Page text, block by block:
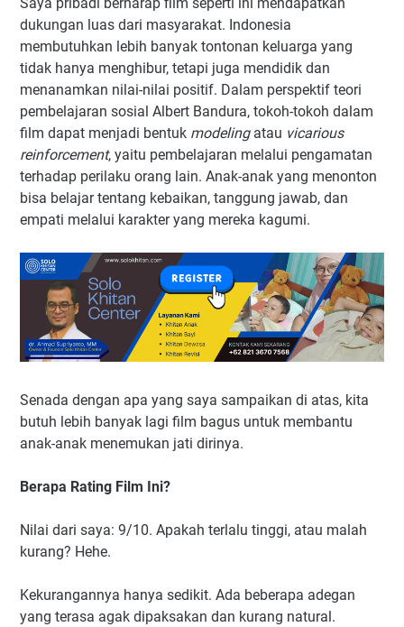
dukungan luas dari masyarakat. Indonesia
membutuhkan lebih banyak tontonan keluarga yang
tidak hanya menghibur, tetapi juga mendidik dan
menanamkan nilai-nilai positif. Dalam perspektif teori
pembelajaran sosial Albert Bandura, tokoh-tokoh dalam
film dapat menjadi bentuk modelingatau vicarious
reinforcement, yaitu pembelajaran melalui pengamatan
terhadap perilaku orang lain. Anak-anak yang menonton
bisa belajar tentang kebaikan, tanggung jawab, dan
empati melalui karakter yang mereka kagumi.
Senada dengan apa yang saya sampaikan di atas, kita
butuh lebih banyak lagi film bagus untuk membantu
anak-anak menemukan jati dirinya.
Berapa Rating Film Ini?
Nilai dari saya: 9/10. Apakah terlalu tinggi, atau malah
kurang? Hehe.
Kekurangannya hanya sedikit. Ada beberapa adegan
yang terasa agak dipaksakan dan kurang natural.